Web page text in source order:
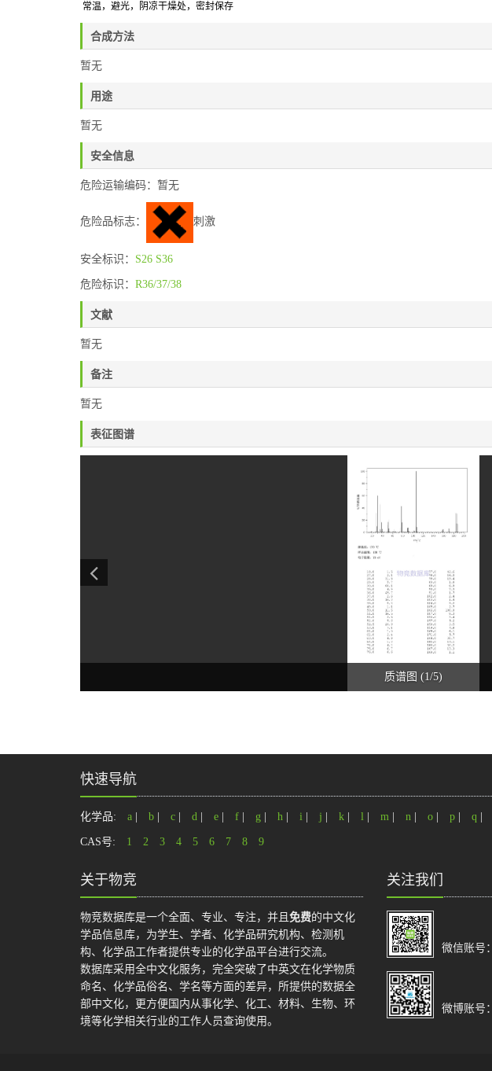
常温，避光，阴凉干燥处 ，密封保存
合成方法
暂无
用途
暂无
安全信息
危险运输编码：暂无
危险品标志： 刺激
安全标识： S26 S36
危险标识： R36/37/38
文献
暂无
备注
暂无
表征图谱
质谱图 (1/5)
快速导航
化学品: a b c d e f g h i j k l m n o p q
CAS号: 1 2 3 4 5 6 7 8 9
关于物竞
物竞数据库是一个全面、专业、专注，并且 免费的中文化
学品信息库，为学生、学者、化学品研究机构、检测机
构、化学品工作者提供专业的化学品平台进行交流。
数据库采用全中文化服务，完全突破了中英文在化学物质
命名、化学品俗名、学名等方面的差异，所提供的数据全
部中文化，更方便国内从事化学、化工、材料、生物、环
境等化学相关行业的工作人员查询使用。
关注我们
微信账号：
微博账号：